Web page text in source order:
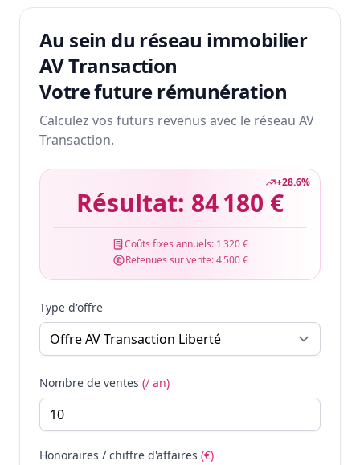
Au sein du réseau immobilier
AV Transaction
Votre future rémunération
Calculez vos futurs revenus avec le réseau AV
Transaction.
+28.6%
Résultat: 84 180 €
Coûts fixes annuels: 1 320 €
Retenues sur vente:4 500 €
Type d'offre
Nombre de ventes (/ an)
Honoraires / chiffre d'affaires (€)